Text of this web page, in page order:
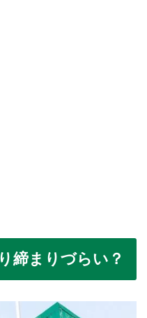
締まりづらい？